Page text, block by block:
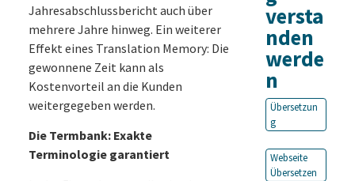
Jahresabschlussbericht auch über
mehrere Jahre hinweg. Ein weiterer
Effekt eines Translation Memory: Die
gewonnene Zeit kann als
Kostenvorteil an die Kunden
weitergegeben werden.
Die Termbank: Exakte
Terminologie garantiert
versta
nden
werde
n
Übersetzun
g
Webseite
Übersetzen